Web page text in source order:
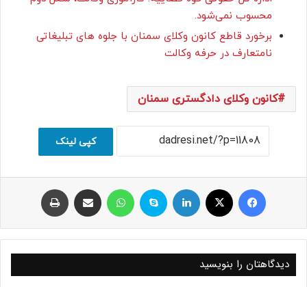
محسوب نمی‌شود.
برخورد قاطع کانون وکلای سمنان با جلوه های تبلیغاتی
نامتعارف در حرفه وکالت
کانون وکلای دادگستری سمنان
کپی لینک
فیسبوک ایکس لینکداین اسکایپ واتس آپ اشتراک با ایمیل
دیدگاهتان را بنویسید